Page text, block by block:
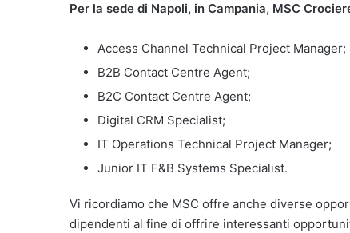
Per la sede di Napoli, in Campania, MSC
Access Channel Technical Project Manager;
B2B Contact Centre Agent;
B2C Contact Centre Agent;
Digital CRM Specialist;
IT Operations Technical Project Manager;
Junior IT F&B Systems Specialist.
Vi ricordiamo che MSC offre anche diverse
dipendenti al fine di offrire interessanti